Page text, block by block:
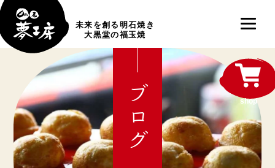
未来を創る明石焼き
大黒堂の福玉焼
ブログ shop